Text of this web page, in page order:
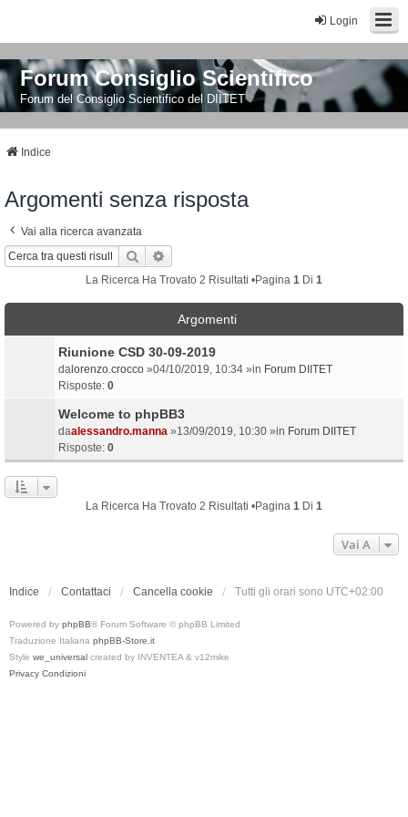
Login
Forum Consiglio Scientifico
Forum del Consiglio Scientifico del DIITET
Indice
Argomenti senza risposta
Vai alla ricerca avanzata
Cerca
La Ricerca Ha Trovato 2 Risultati •Pagina 1 Di 1
Argomenti
Riunione CSD 30-09-2019
da lorenzo.crocco »04/10/2019, 10:34 »in Forum DIITET
Risposte: 0
Welcome to phpBB3
daalessandro.manna »13/09/2019, 10:30 »in Forum DIITET
Risposte: 0
La Ricerca Ha Trovato 2 Risultati •Pagina 1 Di 1
Vai A
Indice Contattaci Cancella cookie Tutti gli orari sono UTC+02:00
Powered by phpBB® Forum Software © phpBB Limited
Traduzione Italiana phpBB-Store.it
Style we_universal created by INVENTEA & v12mike
Privacy Condizioni